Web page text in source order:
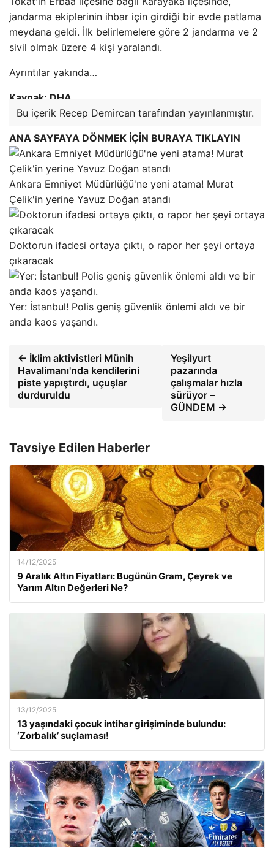
jandarma ekiplerinin ihbar için girdiği bir evde patlama
meydana geldi. İlk belirlemelere göre 2 jandarma ve 2
sivil olmak üzere 4 kişi yaralandı.
Ayrıntılar yakında…
Kaynak: DHA
Bu içerik Recep Demircan tarafından yayınlanmıştır.
ANA SAYFAYA DÖNMEK İÇİN BURAYA TIKLAYIN
Ankara Emniyet Müdürlüğü'ne yeni atama! Murat
Çelik'in yerine Yavuz Doğan atandı
Doktorun ifadesi ortaya çıktı, o rapor her şeyi ortaya
çıkaracak
Yer: İstanbul! Polis geniş güvenlik önlemi aldı ve bir
anda kaos yaşandı.
← İklim aktivistleri Münih
Havalimanı'nda kendilerini
piste yapıştırdı, uçuşlar
durduruldu
Yeşilyurt
pazarında
çalışmalar hızla
sürüyor –
GÜNDEM →
Tavsiye Edilen Haberler
14/12/2025
9 Aralık Altın Fiyatları: Bugünün Gram, Çeyrek ve
Yarım Altın Değerleri Ne?
13/12/2025
13 yaşındaki çocuk intihar girişiminde bulundu:
‘Zorbalık’ suçlaması!